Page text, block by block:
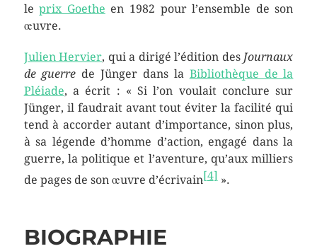
leprix Goethe en 1982 pour l’ensemble de son
œuvre.
Julien Hervier, qui a dirigé l’édition des Journaux
de guerre de Jünger dans la Bibliothèque de la
Pléiade, a écrit : « Si l’on voulait conclure sur
Jünger, il faudrait avant tout éviter la facilité qui
tend à accorder autant d’importance, sinon plus,
à sa légende d’homme d’action, engagé dans la
guerre, la politique et l’aventure, qu’aux milliers
de pages de son œuvre d’écrivain[4]».
BIOGRAPHIE